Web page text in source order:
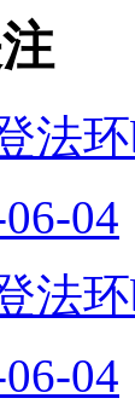
法
04
法
04